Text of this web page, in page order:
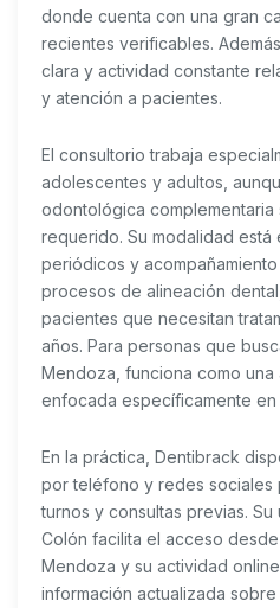
donde cuenta con una gran
recientes verificables.
clara y actividad constante
y atención a pacientes.
El consultorio trabaja
adolescentes y adultos,
odontológica complementaria
requerido. Su modalidad
periódicos y
procesos de alineación
pacientes que necesitan
años. Para personas que
Mendoza, funciona como una
enfocada específicamente en
En la práctica, Dentibrack
por teléfono y redes sociales
turnos y consultas previas.
Colón facilita el acceso
Mendoza y su actividad
información actualizada